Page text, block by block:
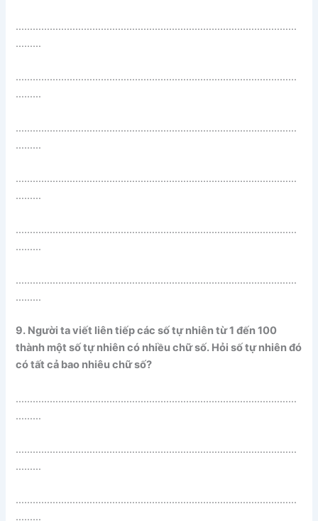
………………………………………………………………………………………
………
………………………………………………………………………………………
………
………………………………………………………………………………………
………
………………………………………………………………………………………
………
………………………………………………………………………………………
………
………………………………………………………………………………………
………
9. Người ta viết liên tiếp các số tự nhiên từ 1 đến 100
thành một số tự nhiên có nhiều chữ số. Hỏi số tự nhiên đó
có tất cả bao nhiêu chữ số?
………………………………………………………………………………………
………
………………………………………………………………………………………
………
………………………………………………………………………………………
………